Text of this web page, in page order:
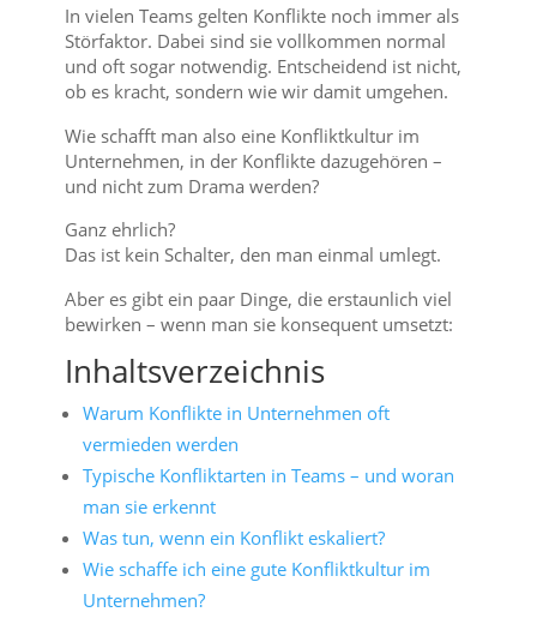
In vielen Teams gelten Konflikte noch immer als
Störfaktor. Dabei sind sie vollkommen normal
und oft sogar notwendig. Entscheidend ist nicht,
ob es kracht, sondern wie wir damit umgehen.
Wie schafft man also eine Konfliktkultur im
Unternehmen, in der Konflikte dazugehören –
und nicht zum Drama werden?
Ganz ehrlich?
Das ist kein Schalter, den man einmal umlegt.
Aber es gibt ein paar Dinge, die erstaunlich viel
bewirken – wenn man sie konsequent umsetzt:
Inhaltsverzeichnis
Warum Konflikte in Unternehmen oft
vermieden werden
Typische Konfliktarten in Teams – und woran
man sie erkennt
Was tun, wenn ein Konflikt eskaliert?
Wie schaffe ich eine gute Konfliktkultur im
Unternehmen?